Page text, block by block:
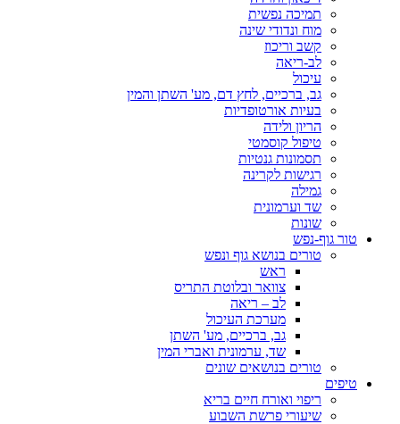
תמיכה נפשית
מוח ונדודי שינה
קשב וריכוז
לב-ריאה
עיכול
גב, ברכיים, לחץ דם, מע' השתן והמין
בעיות אורטופדיות
הריון ולידה
טיפול קוסמטי
תסמונות גנטיות
רגישות לקרינה
גמילה
שד וערמונית
שונות
טור גוף-נפש
טורים בנושא גוף ונפש
ראש
צוואר ובלוטת התריס
לב – ריאה
מערכת העיכול
גב, ברכיים, מע' השתן
שד, ערמונית ואברי המין
טורים בנושאים שונים
טיפים
ריפוי ואורח חיים בריא
שיעורי פרשת השבוע